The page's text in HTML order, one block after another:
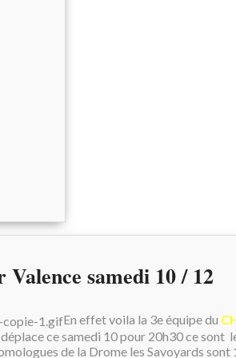
samedi 10 / 12
En effet voila la 3e équipe du
ce samedi 10 pour 20h30 ce sont
de la Drome les Savoyards sont